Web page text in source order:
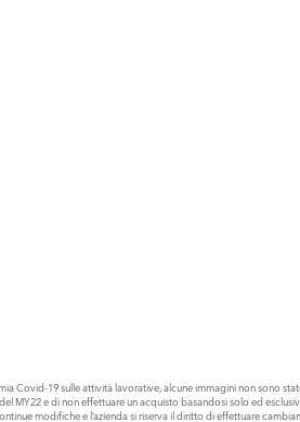
Covid-19 sulle attività lavorative, alcune immagini non sono
e di non effettuare un acquisto basandosi solo ed
modifiche e l’azienda si riserva il diritto di effettuare